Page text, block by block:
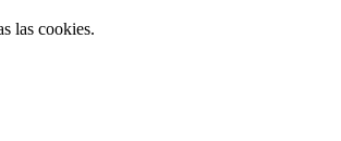
las cookies.